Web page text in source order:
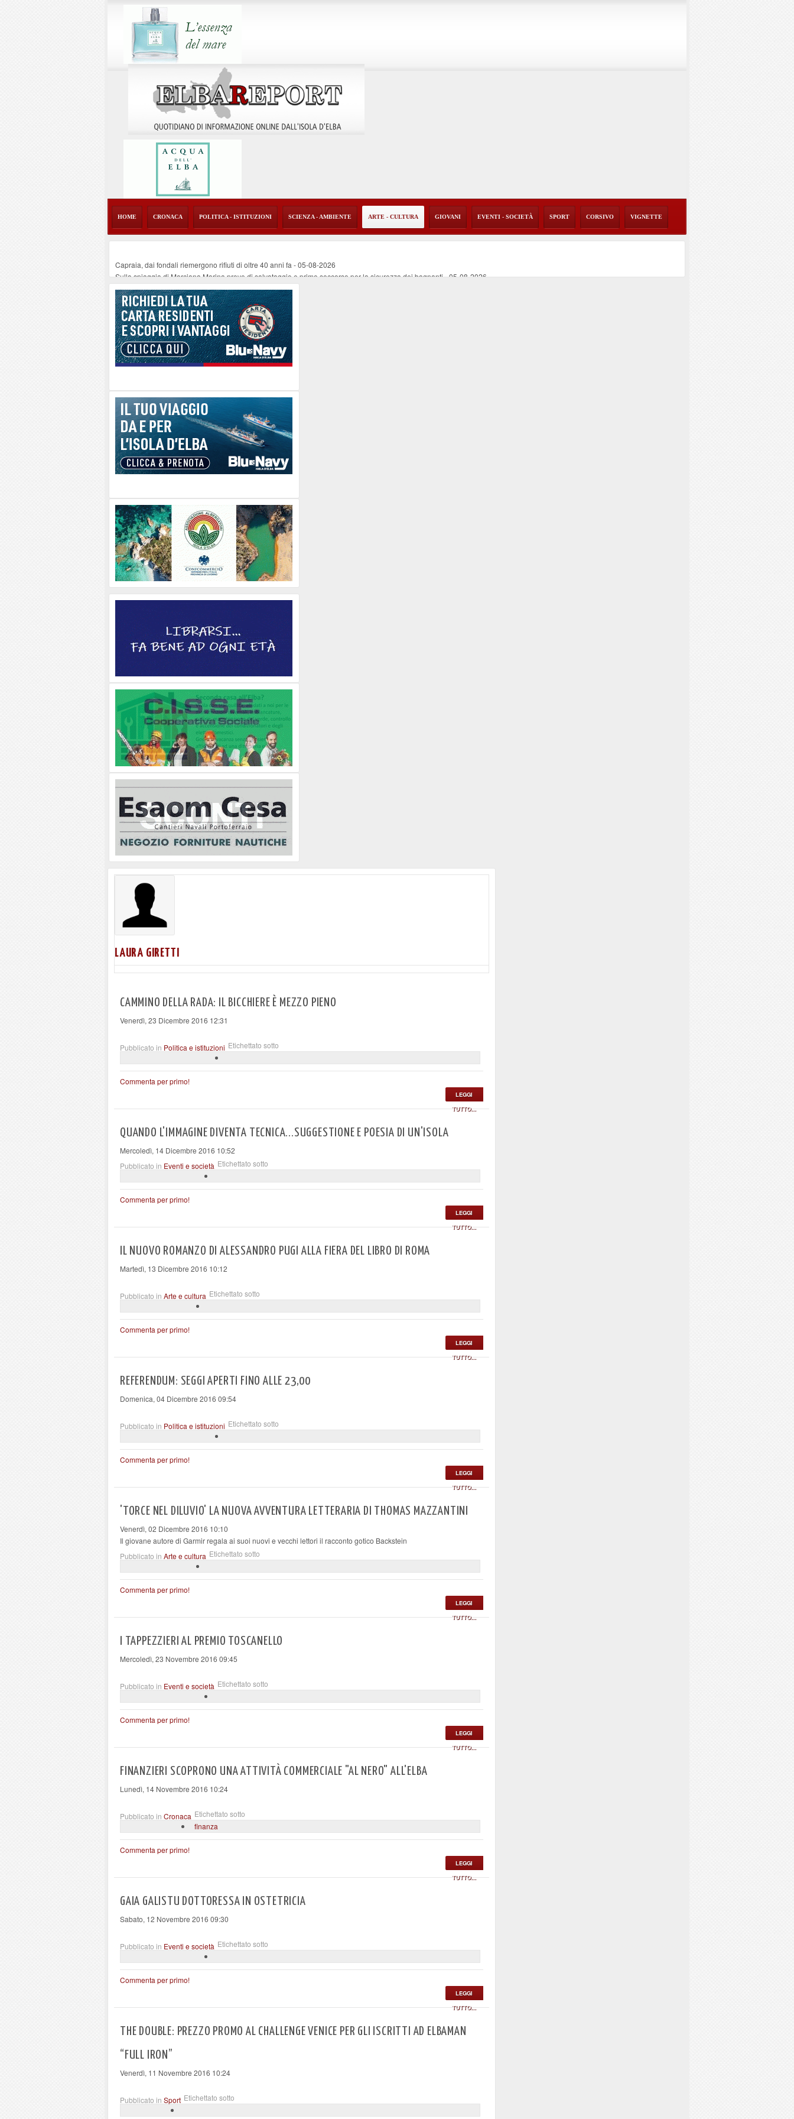
HOME CRONACA POLITICA - ISTITUZIONI SCIENZA - AMBIENTE ARTE - CULTURA GIOVANI EVENTI - SOCIETÀ SPORT CORSIVO VIGNETTE
Capraia, dai fondali riemergono rifiuti di oltre 40 anni fa -05-08-2026
Sulla spiaggia di Marciana Marina prove di salvataggio e primo soccorso per la sicurezza dei bagnanti-05-08-2026
Rotta Elba–Bali: il viaggio impossibile di Moira Lena Tassi approda al Museo Bolano
Il 9 e 11 agosto, due passeggiate alla scoperta di chiese, santi, antichi vigneti e mulini
Danilo Casali, marinaio decorato dell’Elba e la straordinaria traversata con la nave “Pietro Orseolo”
LAURA GIRETTI
CAMMINO DELLA RADA: IL BICCHIERE È MEZZO PIENO
Venerdì, 23 Dicembre 2016 12:31
Pubblicato in Politica e istituzioni Etichettato sotto
Commenta per primo!
LEGGI
TUTTO...
QUANDO L'IMMAGINE DIVENTA TECNICA...SUGGESTIONE E POESIA DI UN'ISOLA
Mercoledì, 14 Dicembre 2016 10:52
Pubblicato in Eventi e società Etichettato sotto
Commenta per primo!
LEGGI
TUTTO...
IL NUOVO ROMANZO DI ALESSANDRO PUGI ALLA FIERA DEL LIBRO DI ROMA
Martedì, 13 Dicembre 2016 10:12
Pubblicato in Arte e cultura Etichettato sotto
Commenta per primo!
LEGGI
TUTTO...
REFERENDUM: SEGGI APERTI FINO ALLE 23,00
Domenica, 04 Dicembre 2016 09:54
Pubblicato in Politica e istituzioni Etichettato sotto
Commenta per primo!
LEGGI
TUTTO...
'TORCE NEL DILUVIO' LA NUOVA AVVENTURA LETTERARIA DI THOMAS MAZZANTINI
Venerdì, 02 Dicembre 2016 10:10
Il giovane autore di Garmir regala ai suoi nuovi e vecchi lettori il racconto gotico Backstein
Pubblicato in Arte e cultura Etichettato sotto
Commenta per primo!
LEGGI
TUTTO...
I TAPPEZZIERI AL PREMIO TOSCANELLO
Mercoledì, 23 Novembre 2016 09:45
Pubblicato in Eventi e società Etichettato sotto
Commenta per primo!
LEGGI
TUTTO...
FINANZIERI SCOPRONO UNA ATTIVITÀ COMMERCIALE "AL NERO" ALL'ELBA
Lunedì, 14 Novembre 2016 10:24
Pubblicato in Cronaca Etichettato sotto
finanza
Commenta per primo!
LEGGI
TUTTO...
GAIA GALISTU DOTTORESSA IN OSTETRICIA
Sabato, 12 Novembre 2016 09:30
Pubblicato in Eventi e società Etichettato sotto
Commenta per primo!
LEGGI
TUTTO...
THE DOUBLE: PREZZO PROMO AL CHALLENGE VENICE PER GLI ISCRITTI AD ELBAMAN
“FULL IRON”
Venerdì, 11 Novembre 2016 10:24
Pubblicato in Sport Etichettato sotto